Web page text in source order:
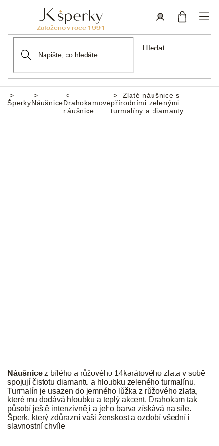
Hledat
Domů
ŠperkyNáušniceDrahokamové
náušnice
Zlaté náušnice s
přírodními zelenými
turmalíny a diamanty
Náušnice z bílého a růžového 14karátového zlata v sobě
spojují čistotu diamantu a hloubku zeleného turmalínu.
Turmalín je usazen do jemného lůžka z růžového zlata,
které mu dodává hloubku a teplý akcent. Drahokam tak
působí ještě intenzivněji a jeho barva získává na síle.
Šperk, který zdůrazní vaši ženskost a ozdobí všední i
slavnostní chvíle.